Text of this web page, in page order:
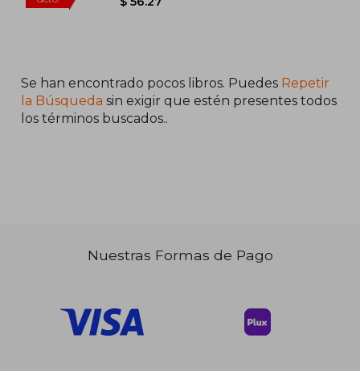
Se han encontrado pocos libros. Puedes Repetir
la Búsqueda sin exigir que estén presentes todos
los términos buscados..
Nuestras Formas de Pago